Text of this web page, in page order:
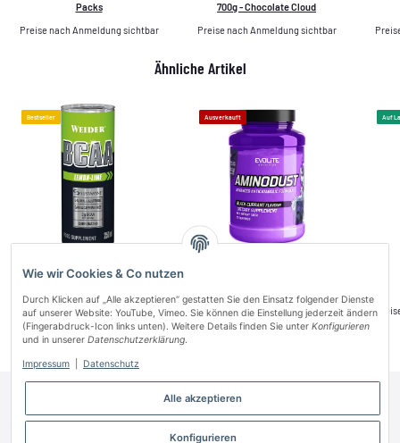
Packs
Preise nach Anmeldung sichtbar
700g - Chocolate Cloud
Preise nach Anmeldung sichtbar
Ähnliche Artikel
Bestseller
Weider BCAA RTD 250ml - Lemon
Preise nach Anmeldung sichtbar
Ausverkauft
Preise nach Anmeldung sichtbar
Auf
Wie wir Cookies & Co nutzen
Durch Klicken auf „Alle akzeptieren“ gestatten Sie den Einsatz folgender Dienste
auf unserer Website: YouTube, Vimeo. Sie können die Einstellung jederzeit ändern
(Fingerabdruck-Icon links unten). Weitere Details finden Sie unter Konfigurieren
und in unserer Datenschutzerklärung.
Impressum Datenschutz
Alle akzeptieren
Konfigurieren